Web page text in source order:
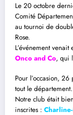
Le 20 octobre
Comité
au tournoi de
Rose.
L’événement
Onco and Co, qui
Pour l’occasion,
tout le département.
Notre club était
inscrites :